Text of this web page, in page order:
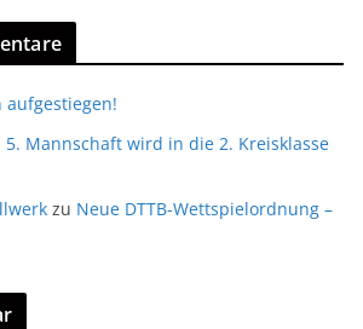
aufgestiegen!
5. Mannschaft wird in die 2. Kreisklasse
zu Neue DTTB-Wettspielordnung –